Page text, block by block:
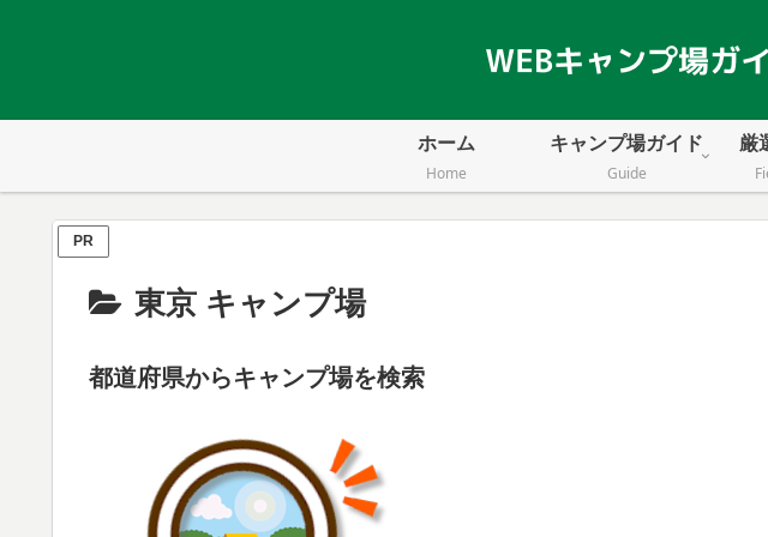
ホーム
Home
キャンプ場ガイド
Guide
厳
PR
東京 キャンプ場
都道府県からキャンプ場を検索